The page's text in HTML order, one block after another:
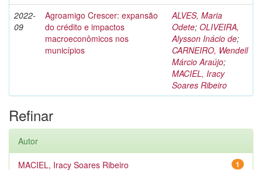
2022-
09
Agroamigo Crescer: expansão
do crédito e impactos
macroeconômicos nos
municípios
ALVES, Maria
Odete; OLIVEIRA,
Alysson Inácio de;
CARNEIRO, Wendell
Márcio Araújo;
MACIEL, Iracy
Soares Ribeiro
Refinar
Autor
1
MACIEL, Iracy Soares Ribeiro